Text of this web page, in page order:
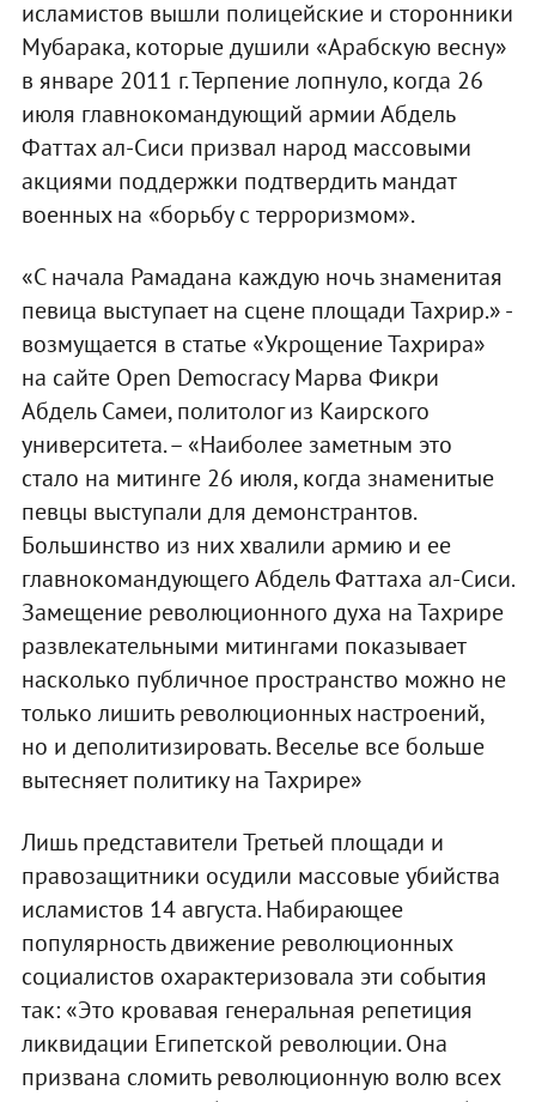
исламистов вышли полицейские и сторонники
Мубарака, которые душили «Арабскую весну»
в январе 2011 г. Терпение лопнуло, когда 26
июля главнокомандующий армии Абдель
Фаттах ал-Сиси призвал народ массовыми
акциями поддержки подтвердить мандат
военных на «борьбу с терроризмом».
«С начала Рамадана каждую ночь знаменитая
певица выступает на сцене площади Тахрир.» -
возмущается в статье «Укрощение Тахрира»
на сайте Open Democracy Марва Фикри
Абдель Самеи, политолог из Каирского
университета. – «Наиболее заметным это
стало на митинге 26 июля, когда знаменитые
певцы выступали для демонстрантов.
Большинство из них хвалили армию и ее
главнокомандующего Абдель Фаттаха ал-Сиси.
Замещение революционного духа на Тахрире
развлекательными митингами показывает
насколько публичное пространство можно не
только лишить революционных настроений,
но и деполитизировать. Веселье все больше
вытесняет политику на Тахрире»
Лишь представители Третьей площади и
правозащитники осудили массовые убийства
исламистов 14 августа. Набирающее
популярность движение революционных
социалистов охарактеризовала эти события
так: «Это кровавая генеральная репетиция
ликвидации Египетской революции. Она
призвана сломить революционную волю всех